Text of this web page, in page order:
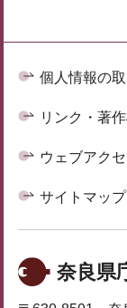
個人情報の
リンク・著
ウェブアク
サイトマップ
奈良県